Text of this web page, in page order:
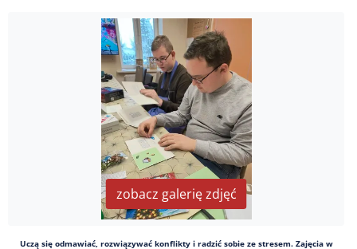
zobacz galerię zdjęć
Uczą się odmawiać, rozwiązywać konflikty i radzić sobie ze stresem. Zajęcia w